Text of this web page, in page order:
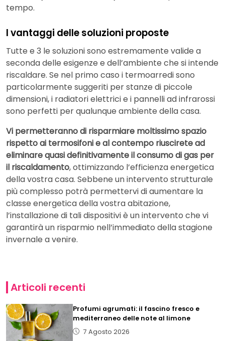
tempo.
I vantaggi delle soluzioni proposte
Tutte e 3 le soluzioni sono estremamente valide a
seconda delle esigenze e dell’ambiente che si intende
riscaldare. Se nel primo caso i termoarredi sono
particolarmente suggeriti per stanze di piccole
dimensioni, i radiatori elettrici e i pannelli ad infrarossi
sono perfetti per qualunque ambiente della casa.
Vi permetteranno di risparmiare moltissimo spazio
rispetto ai termosifoni e al contempo riuscirete ad
eliminare quasi definitivamente il consumo di gas per
il riscaldamento, ottimizzando l’efficienza energetica
della vostra casa. Sebbene un intervento strutturale
più complesso potrà permettervi di aumentare la
classe energetica della vostra abitazione,
l’installazione di tali dispositivi è un intervento che vi
garantirà un risparmio nell’immediato della stagione
invernale a venire.
Articoli recenti
Profumi agrumati: il fascino fresco e
mediterraneo delle note al limone
7 Agosto 2026